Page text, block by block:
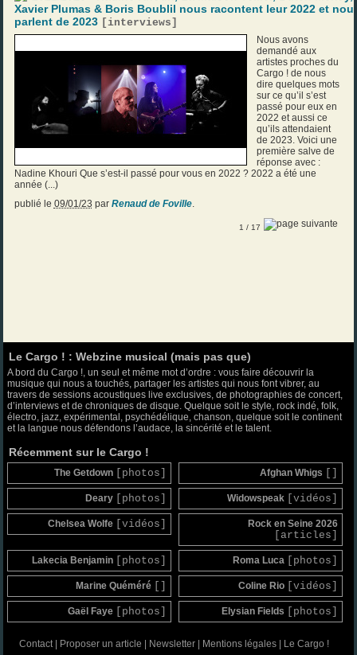
Xavier Plumas & Boris Boublil nous racontent leur 2022 et
parlent de 2023 [interviews ]
Nous avons
demandé aux
artistes proches du
Cargo ! de nous
dire quelques mots
sur ce qu’il s’est
passé pour eux en
2022 et aussi ce
qu’ils attendaient
de 2023. Voici une
première salve de
réponse avec :
Nadine Khouri Que s’est-il passé pour vous en 2022 ? 2022 a été une
année (...)
publié le 09/01/23 par Renaud de Foville.
1 / 17
- dernière contribution le 31/01/23
Le Cargo ! : Webzine musical (mais pas que)
A bord du Cargo !, un seul et même mot d’ordre : vous faire découvrir la
musique qui nous a touchés, partager les artistes qui nous font vibrer, au
travers de sessions acoustiques live exclusives, de photographies de concert,
d’interviews et de chroniques de disque. Quelque soit le style, rock indé, folk,
électro, jazz, expérimental, psychédélique, chanson, quelque soit le continent
et la langue nous défendons l’audace, la sincérité et le talent.
Récemment sur le Cargo !
The Getdown [photos] Afghan Whigs
Deary [photos] Widowspeak [vidéos]
Chelsea Wolfe [vidéos] Rock en Seine 2026
[articles]
Lakecia Benjamin [photos] Roma Luca [photos]
Marine Quéméré Coline Rio [vidéos]
Gaël Faye [photos] Elysian Fields [photos]
Contact| Proposer un article Newsletter| Mentions légales| Le Cargo !